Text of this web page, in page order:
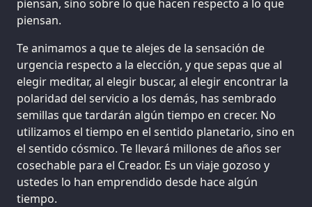
piensan, sino sobre lo que hacen respecto a lo que
piensan.
Te animamos a que te alejes de la sensación de
urgencia respecto a la elección, y que sepas que al
elegir meditar, al elegir buscar, al elegir encontrar la
polaridad del servicio a los demás, has sembrado
semillas que tardarán algún tiempo en crecer. No
utilizamos el tiempo en el sentido planetario, sino en
el sentido cósmico. Te llevará millones de años ser
cosechable para el Creador. Es un viaje gozoso y
ustedes lo han emprendido desde hace algún
tiempo.